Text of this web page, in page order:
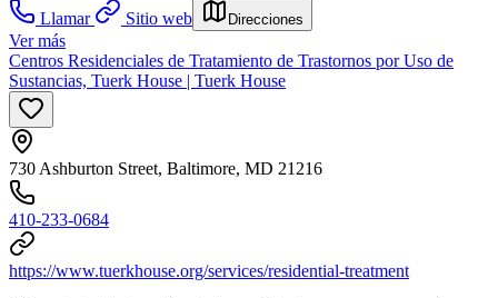
Llamar
Sitio web Direcciones
Ver más
Centros Residenciales de Tratamiento de Trastornos por Uso de
Sustancias, Tuerk House | Tuerk House
730 Ashburton Street, Baltimore, MD 21216
410-233-0684
https://www.tuerkhouse.org/services/residential-treatment